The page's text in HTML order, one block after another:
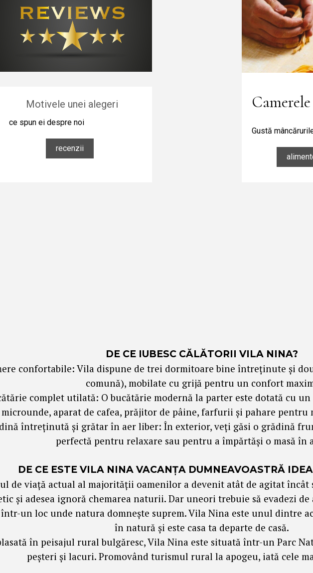
Motivele unei alegeri
ce spun ei despre noi
recenzii
Gustă
DE CE IUBESC CĂLĂTORII VILA NINA?
confortabile: Vila dispune de trei dormitoare bine întreținute și
comună), mobilate cu grijă pentru un confort
complet utilată: O bucătărie modernă la parter este dotată cu
microunde, aparat de cafea, prăjitor de pâine, farfurii și pahare pentru
întreținută și grătar în aer liber: În exterior, veți găsi o grădină
perfectă pentru relaxare sau pentru a împărtăși o masă în
DE CE ESTE VILA NINA VACANȚA DUMNEAVOASTRĂ
de viață actual al majorității oamenilor a devenit atât de agitat
și adesea ignoră chemarea naturii. Dar uneori trebuie să evadezi
într-un loc unde natura domnește suprem. Vila Nina este unul dintre
în natură și este casa ta departe de casă.
în peisajul rural bulgăresc, Vila Nina este situată într-un Parc
peșteri și lacuri. Promovând turismul rural la apogeu, iată cele